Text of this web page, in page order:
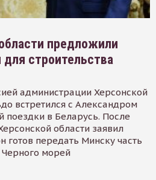
предложили
строительства
администрации Херсонской
встретился с Александром
поездки в Беларусь. После
области заявил
готов передать Минску часть
морей